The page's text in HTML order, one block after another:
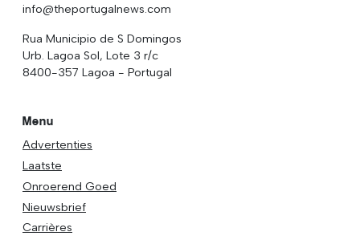
info@theportugalnews.com
Rua Municipio de S Domingos
Urb. Lagoa Sol, Lote 3 r/c
8400-357 Lagoa - Portugal
Menu
Advertenties
Laatste
Onroerend Goed
Nieuwsbrief
Carrières